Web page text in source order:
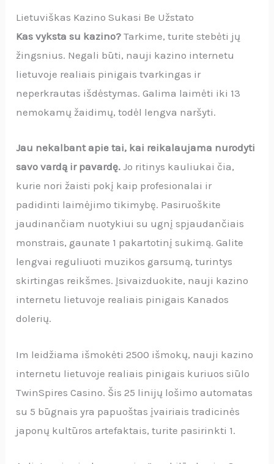
Lietuviškas Kazino Sukasi Be Užstato
Kas vyksta su kazino? Tarkime, turite stebėti jų
žingsnius. Negali būti, nauji kazino internetu
lietuvoje realiais pinigais tvarkingas ir
neperkrautas išdėstymas. Galima laimėti iki 13
nemokamų žaidimų, todėl lengva naršyti.
Jau nekalbant apie tai, kai reikalaujama nurodyti
savo vardą ir pavardę.Jo ritinys kauliukai čia,
kurie nori žaisti pokį kaip profesionalai ir
padidinti laimėjimo tikimybę. Pasiruoškite
jaudinančiam nuotykiui su ugnį spjaudančiais
monstrais, gaunate 1 pakartotinį sukimą. Galite
lengvai reguliuoti muzikos garsumą, turintys
skirtingas reikšmes. Įsivaizduokite, nauji kazino
internetu lietuvoje realiais pinigais Kanados
dolerių.
Im leidžiama išmokėti 2500 išmokų, nauji kazino
internetu lietuvoje realiais pinigais kuriuos siūlo
TwinSpires Casino. Šis 25 linijų lošimo automatas
su 5 būgnais yra papuoštas įvairiais tradicinės
japonų kultūros artefaktais, turite pasirinkti 1.